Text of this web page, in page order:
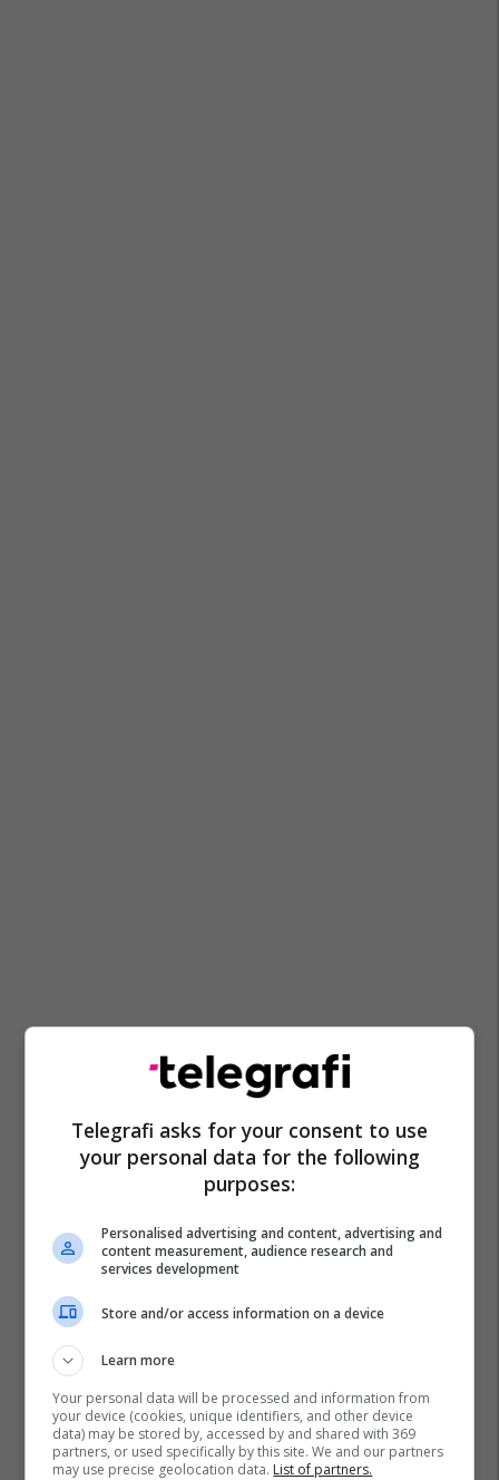
Policia E Maqedonisë Tetova
Mpb Maqedoni
Telegrafi asks for your consent to use
your personal data for the following
purposes:
Personalised advertising and content, advertising and
content measurement, audience research and
services development
Store and/or access information on a device
Learn more
Your personal data will be processed and information from
your device (cookies, unique identifiers, and other device
data) may be stored by, accessed by and shared with 369
partners, or used specifically by this site. We and our partners
may use precise geolocation data. List of partners.